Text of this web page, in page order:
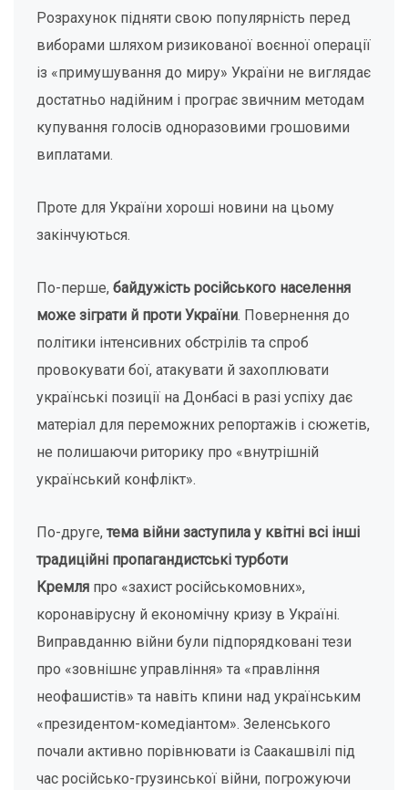
Розрахунок підняти свою популярність перед
виборами шляхом ризикованої воєнної операції
із «примушування до миру» України не виглядає
достатньо надійним і програє звичним методам
купування голосів одноразовими грошовими
виплатами.
Проте для України хороші новини на цьому
закінчуються.
По-перше, байдужість російського населення
може зіграти й проти України. Повернення до
політики інтенсивних обстрілів та спроб
провокувати бої, атакувати й захоплювати
українські позиції на Донбасі в разі успіху дає
матеріал для переможних репортажів і сюжетів,
не полишаючи риторику про «внутрішній
український конфлікт».
По-друге, тема війни заступила у квітні всі інші
традиційні пропагандистські турботи
Кремля про «захист російськомовних»,
коронавірусну й економічну кризу в Україні.
Виправданню війни були підпорядковані тези
про «зовнішнє управління» та «правління
неофашистів» та навіть кпини над українським
«президентом-комедіантом». Зеленського
почали активно порівнювати із Саакашвілі під
час російсько-грузинської війни, погрожуючи